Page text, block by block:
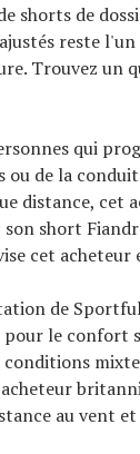
shorts de
reste l'un
Trouvez un
qui
ou de la
distance, cet
short
cet acheteur
de
le confort
conditions
au vent et